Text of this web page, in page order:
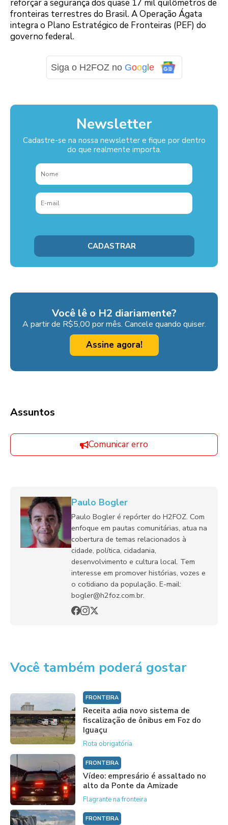
reforçar a segurança dos quase 17 mil quilômetros de
fronteiras terrestres do Brasil. A Operação Ágata
integra o Plano Estratégico de Fronteiras (PEF) do
governo federal.
Siga o H2FOZ no Google
Newsletter
Cadastre-se na nossa newsletter e fique por dentro
do que realmente importa.
Você lê o H2 diariamente?
A partir de R$5,00 por mês. Cancele quando quiser.
Assine agora!
Assuntos
Comunicar erro
Paulo Bogler
Paulo Bogler é repórter do H2FOZ. Com
enfoque em pautas comunitárias, atua na
cobertura de temas relacionados à
cidade, política, cidadania,
desenvolvimento e cultura local. Tem
interesse em promover histórias, vozes e
o cotidiano da população. E-mail:
bogler@h2foz.com.br.
Você também poderá gostar
FRONTEIRA
Receita adia novo sistema de
fiscalização de ônibus em Foz do
Iguaçu
Rota obrigatória
FRONTEIRA
Vídeo: empresário é assaltado no
alto da Ponte da Amizade
Flagrante na fronteira
FRONTEIRA